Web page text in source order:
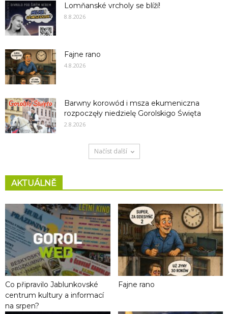
Lomňanské vrcholy se blíží!
8.8.2026
Fajne rano
4.8.2026
Barwny korowód i msza ekumeniczna
rozpoczęły niedzielę Gorolskigo Święta
2.8.2026
Načíst další
AKTUÁLNĚ
Co připravilo Jablunkovské
centrum kultury a informací
na srpen?
Fajne rano